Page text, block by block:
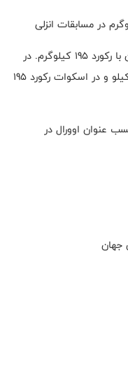
شکستن رکورد پرس سینه دنشجویان جهان با رکورد 195 کیلوگرم. در
این رقابتها صالحی در ددلیفت رکورد 245 کیلو و در اسکوات رکورد 195
عنوان اوورال در